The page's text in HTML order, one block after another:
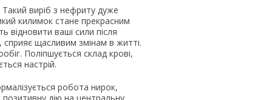
виріб з нефриту дуже
килимок стане прекрасним
відновити ваші сили після
щасливим змінам в житті.
Поліпшується склад крові,
настрій.
робота нирок,